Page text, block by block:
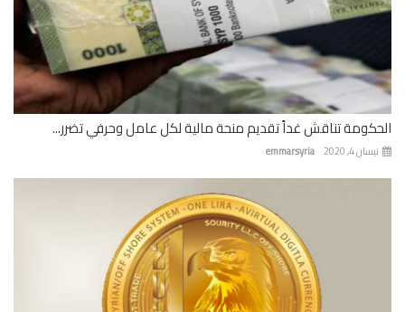
تناقش غداً تقديم منحة مالية لكل عامل وحرفي تضرر...
emmarsyria 4, 2020